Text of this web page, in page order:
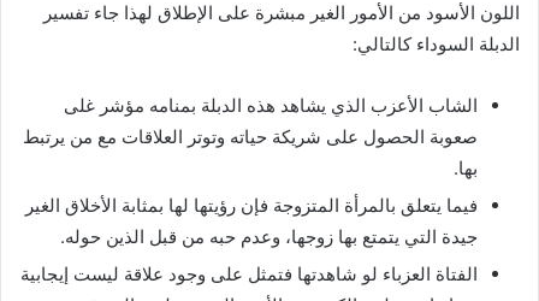
اللون الأسود من الأمور الغير مبشرة على الإطلاق لهذا جاء تفسير
الدبلة السوداء كالتالي:
الشاب الأعزب الذي يشاهد هذه الدبلة بمنامه مؤشر غلى
صعوبة الحصول على شريكة حياته وتوتر العلاقات مع من يرتبط
بها.
فيما يتعلق بالمرأة المتزوجة فإن رؤيتها لها بمثابة الأخلاق الغير
جيدة التي يتمتع بها زوجها، وعدم حبه من قبل الذين حوله.
الفتاة العزباء لو شاهدتها فتمثل على وجود علاقة ليست إيجابية